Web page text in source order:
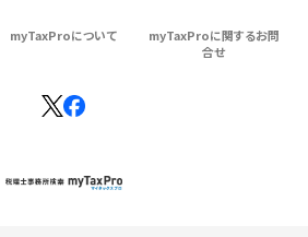
myTaxProについて
myTaxProに関するお問
合せ